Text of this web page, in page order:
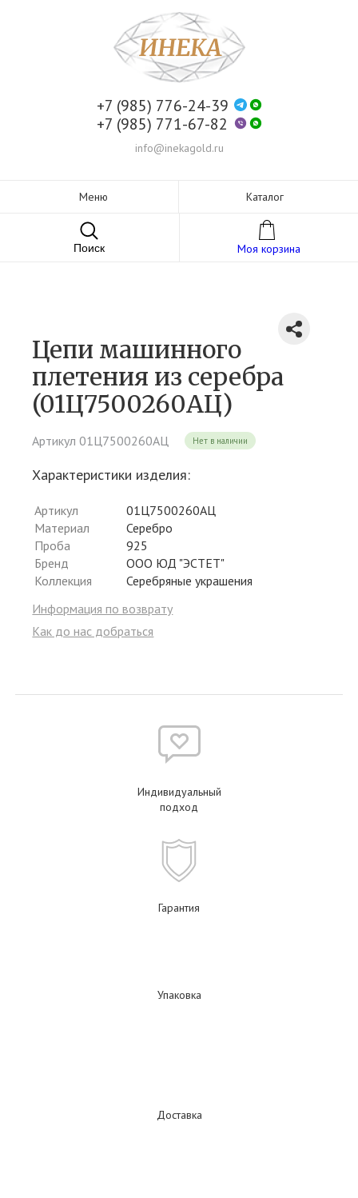
+7 (985) 776-24-39
+7 (985) 771-67-82
info@inekagold.ru
Меню Каталог
Поиск Моя корзина
Цепи машинного
плетения из серебра
(01Ц7500260АЦ)
Артикул 01Ц7500260АЦ Нет в наличии
Характеристики изделия:
Артикул
01Ц7500260АЦ
Материал
Серебро
Проба
925
Бренд
ООО ЮД "ЭСТЕТ"
Коллекция
Серебряные украшения
Информация по возврату
Как до нас добраться
Индивидуальный
подход
Гарантия
Упаковка
Доставка